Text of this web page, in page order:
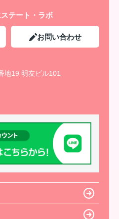
テート・ラボ
お問い合わせ
地19 明友ビル101